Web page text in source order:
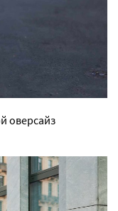
оверсайз